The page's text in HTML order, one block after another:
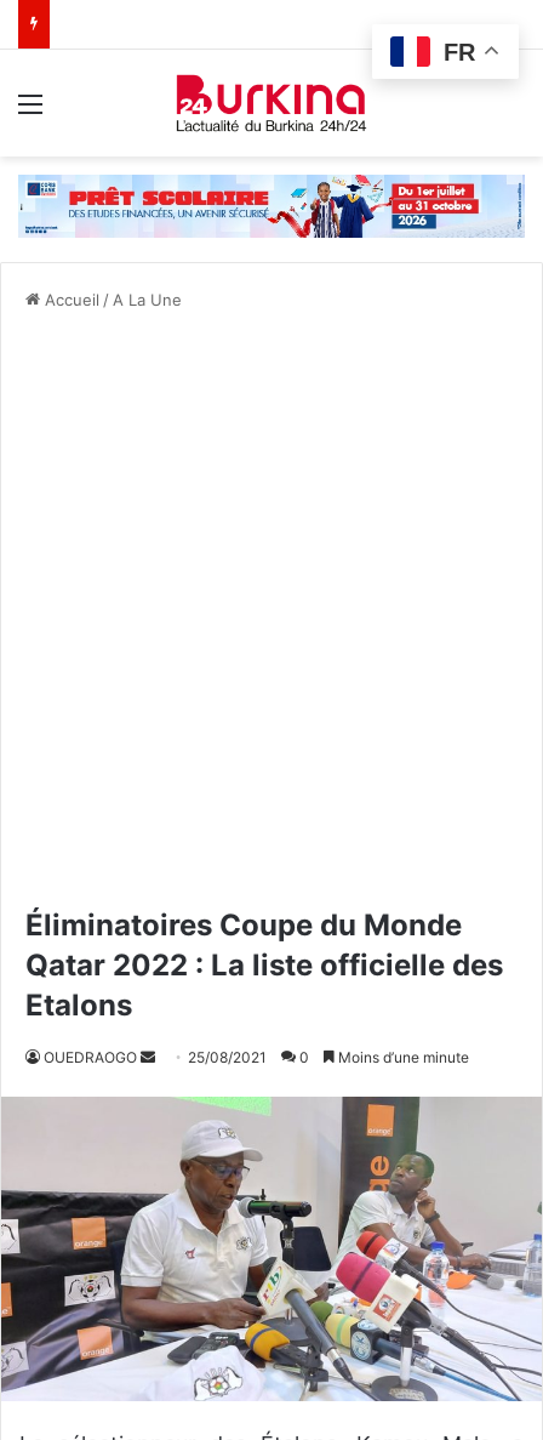
Accueil / A La Une
Éliminatoires Coupe du Monde
Qatar 2022 : La liste officielle des
Etalons
OUEDRAOGO
e
r
u
n
c
o
r
25/08/2021 0 Moins d’une minute
FR